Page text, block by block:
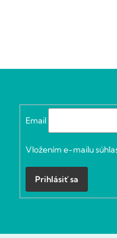
Email
Vložením e-mailu
Prihlásiť sa